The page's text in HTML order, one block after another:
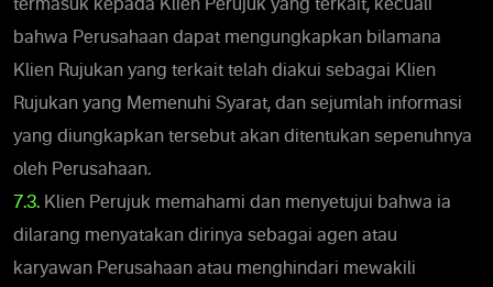
termasuk kepada Klien Perujuk yang terkait, kecuali
bahwa Perusahaan dapat mengungkapkan bilamana
Klien Rujukan yang terkait telah diakui sebagai Klien
Rujukan yang Memenuhi Syarat, dan sejumlah informasi
yang diungkapkan tersebut akan ditentukan sepenuhnya
oleh Perusahaan.
7.3. Klien Perujuk memahami dan menyetujui bahwa ia
dilarang menyatakan dirinya sebagai agen atau
karyawan Perusahaan atau menghindari mewakili